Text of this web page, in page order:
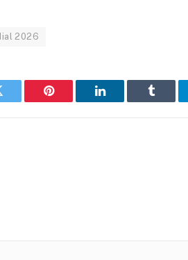
2026
Pinterest LinkedIn Tumblr